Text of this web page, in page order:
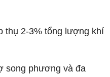
thụ 2-3% tổng lượng khí
song phương và đa